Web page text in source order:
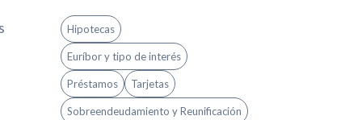
Hipotecas
Euríbor y tipo de interés
Préstamos Tarjetas
Sobreendeudamiento y Reunificación